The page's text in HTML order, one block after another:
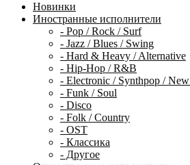
Новинки
Иностранные исполнители
- Pop / Rock / Surf
- Jazz / Blues / Swing
- Hard & Heavy / Alternative
- Hip-Hop / R&B
- Electronic / Synthpop /
- Funk / Soul
- Disco
- Folk / Country
- OST
- Классика
- Другое